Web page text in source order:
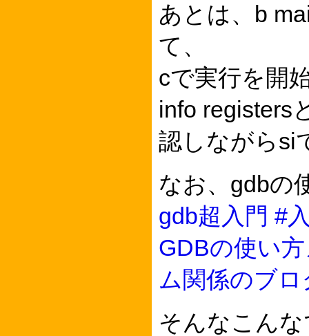
あとは、b
て、
cで実行を開
info registers
認しながらsi
なお、gdbの
gdb超入門 #
GDBの使い
ム関係のブ
そんなこん